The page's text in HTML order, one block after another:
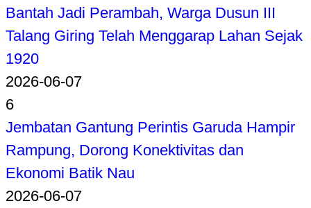
Bantah Jadi Perambah, Warga Dusun III
Talang Giring Telah Menggarap Lahan Sejak
1920
2026-06-07
6
Jembatan Gantung Perintis Garuda Hampir
Rampung, Dorong Konektivitas dan
Ekonomi Batik Nau
2026-06-07